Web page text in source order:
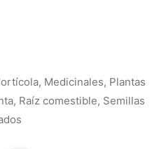
, Medicinales, Plantas
, Raíz comestible, Semillas